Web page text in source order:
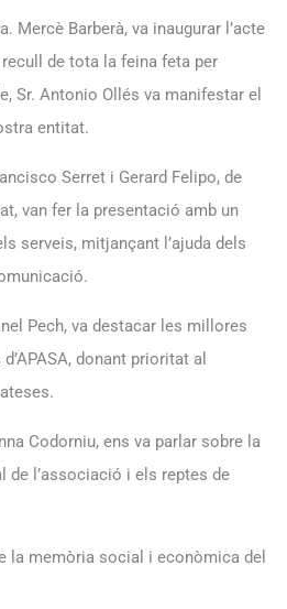
Mercè Barberà, va inaugurar l’acte
de tota la feina feta per
Sr. Antonio Ollés va manifestar el
entitat.
Serret i Gerard Felipo, de
van fer la presentació amb un
serveis, mitjançant l’ajuda dels
Pech, va destacar les millores
donant prioritat al
Codorniu, ens va parlar sobre la
l’associació i els reptes de
la memòria social i econòmica del